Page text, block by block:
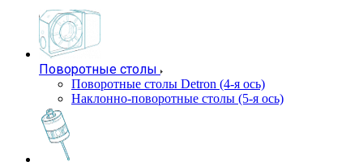
Поворотные столы
Поворотные столы Detron (4-я ось)
Наклонно-поворотные столы (5-я ось)